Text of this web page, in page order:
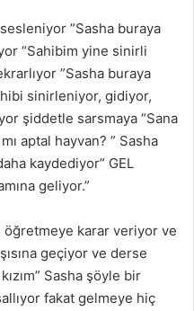
”Sasha buraya
“Sahibim yine sinirli
”Sasha buraya
sinirleniyor, gidiyor,
şiddetle sarsmaya “Sana
aptal hayvan? ” Sasha
kaydediyor” GEL
geliyor.”
öğretmeye karar veriyor ve
geçiyor ve derse
Sasha şöyle bir
fakat gelmeye hiç